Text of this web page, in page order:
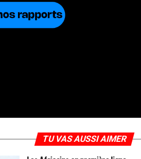
TU VAS AUSSI AIMER